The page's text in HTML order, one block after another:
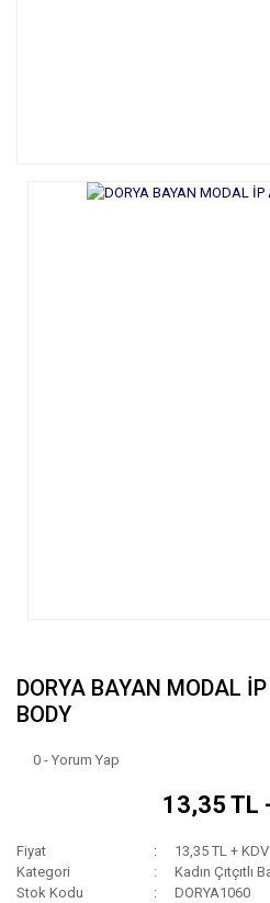
DORYA BAYAN MODAL
BODY
0 - Yorum Yap
13,35 TL
Fiyat
13,35 TL + KDV
Kategori
Kadın Çıtçıtlı
Stok Kodu
DORYA1060